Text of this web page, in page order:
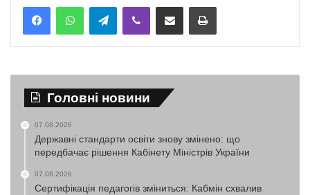
TelegramViber Надіслати електронною поштоюНадрукувати
Головні новини
07.08.2026
Державні стандарти освіти знову змінено: що
передбачає рішення Кабінету Міністрів України
07.08.2026
Сертифікація педагогів зміниться: Кабмін схвалив